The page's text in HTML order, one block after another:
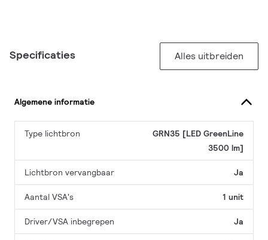
Specificaties Alles uitbreiden
Algemene informatie
Type lichtbron
GRN35 [LED GreenLine
3500 lm]
Lichtbron vervangbaar Ja
Aantal VSA's 1 unit
Driver/VSA inbegrepen Ja